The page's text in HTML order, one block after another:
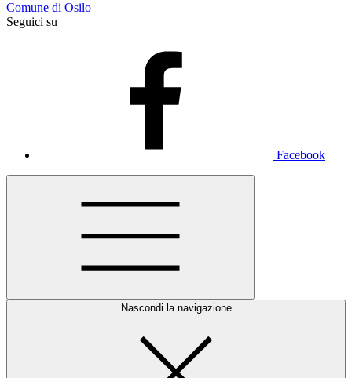
Comune di Osilo
Seguici su
Facebook
Nascondi la navigazione